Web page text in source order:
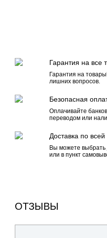
Гарантия на все
Гарантия на
лишних вопросов.
Безопасная
Оплачивайте
переводом или
Доставка по всей
Вы можете выбрать
или в пункт
ОТЗЫВЫ